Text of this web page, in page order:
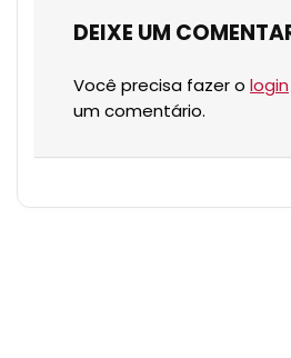
DEIXE UM
Você precisa fazer o login
um comentário.